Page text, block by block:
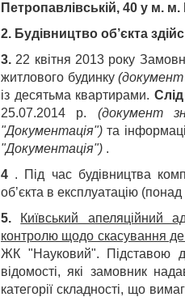
Петропавлівській, 40 у м. м.
2. Будівництво об’єкта
3. 22 квітня 2013 року
житлового будинку (документ
із десятьма квартирами.
25.07.2014 р. (документ
"Документація")та
"Документація") .
4 . Під час будівництва
об’єкта в експлуатацію
5. Київський апеляційний
контролю щодо скасування
ЖК "Науковий". Підставою
відомості, які замовник
категорії складності, що